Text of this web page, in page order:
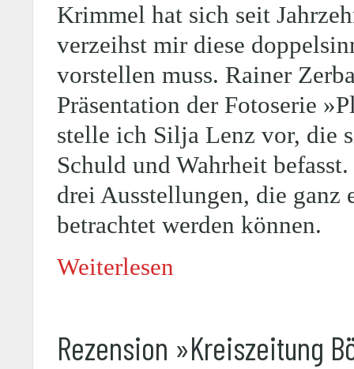
Krimmel hat sich seit
verzeihst mir diese
vorstellen muss. Rainer
Präsentation der Fotoserie
stelle ich Silja Lenz vor, die
Schuld und Wahrheit
drei Ausstellungen, die ganz
betrachtet werden können.
Weiterlesen
Rezension »Kreiszeitung